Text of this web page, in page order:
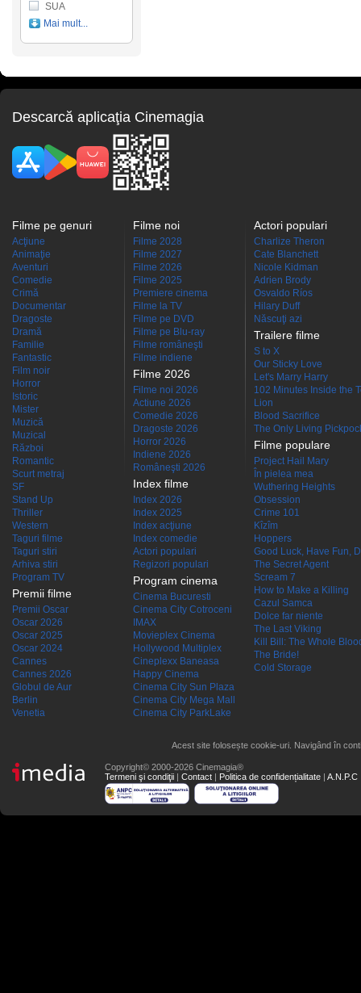
SUA
Mai mult...
Descarcă aplicaţia Cinemagia
Filme pe genuri
Acţiune
Animaţie
Aventuri
Comedie
Crimă
Documentar
Dragoste
Dramă
Familie
Fantastic
Film noir
Horror
Istoric
Mister
Muzică
Muzical
Război
Romantic
Scurt metraj
SF
Stand Up
Thriller
Western
Taguri filme
Taguri stiri
Arhiva stiri
Program TV
Premii filme
Premii Oscar
Oscar 2026
Oscar 2025
Oscar 2024
Cannes
Cannes 2026
Globul de Aur
Berlin
Venetia
Filme noi
Filme 2028
Filme 2027
Filme 2026
Filme 2025
Premiere cinema
Filme la TV
Filme pe DVD
Filme pe Blu-ray
Filme româneşti
Filme indiene
Filme 2026
Filme noi 2026
Actiune 2026
Comedie 2026
Dragoste 2026
Horror 2026
Indiene 2026
Româneşti 2026
Index filme
Index 2026
Index 2025
Index acţiune
Index comedie
Actori populari
Regizori populari
Program cinema
Cinema Bucuresti
Cinema City Cotroceni
IMAX
Movieplex Cinema
Hollywood Multiplex
Cineplexx Baneasa
Happy Cinema
Cinema City Sun Plaza
Cinema City Mega Mall
Cinema City ParkLake
Actori populari
Charlize Theron
Cate Blanchett
Nicole Kidman
Adrien Brody
Osvaldo Ríos
Hilary Duff
Născuţi azi
Trailere filme
S to X
Our Sticky Love
Let's Marry Harry
102 Minutes Inside the
Lion
Blood Sacrifice
The Only Living
Filme populare
Project Hail Mary
În pielea mea
Wuthering Heights
Obsession
Crime 101
Kîzîm
Hoppers
Good Luck, Have Fun,
The Secret Agent
Scream 7
How to Make a Killing
Cazul Samca
Dolce far niente
The Last Viking
Kill Bill: The Whole
The Bride!
Cold Storage
Acest site folosește cookie-uri. Navigând în
Copyright© 2000-2026 Cinemagia®
Termeni şi condiţii | Contact | Politica de confidențialitate | A.N.P.C